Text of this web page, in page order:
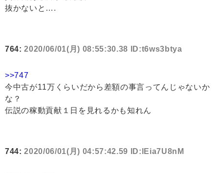
抜かないと….
764:2020/06/01(月) 08:55:30.38 ID:t6ws3btya
>>747
今中古が11万くらいだから差額の事言ってんじゃないか
な？
伝説の稼動貢献１日を見れるかも知れん
744:2020/06/01(月) 04:57:42.59 ID:lEia7U8nM